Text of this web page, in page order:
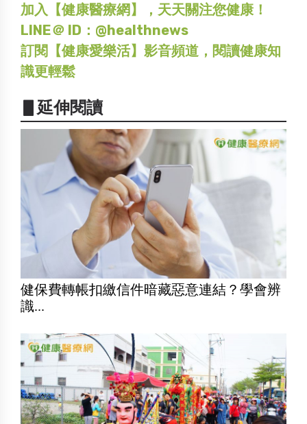
加入【健康醫療網】，天天關注您健康！
LINE＠ ID：@healthnews
訂閱【健康愛樂活】影音頻道，閱讀健康知
識更輕鬆
▋延伸閱讀
健保費轉帳扣繳信件暗藏惡意連結？學會辨
識...